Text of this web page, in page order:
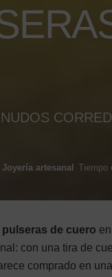
Joyería artesanal Tiempo
pulseras de cuero
con una tira de
comprado en